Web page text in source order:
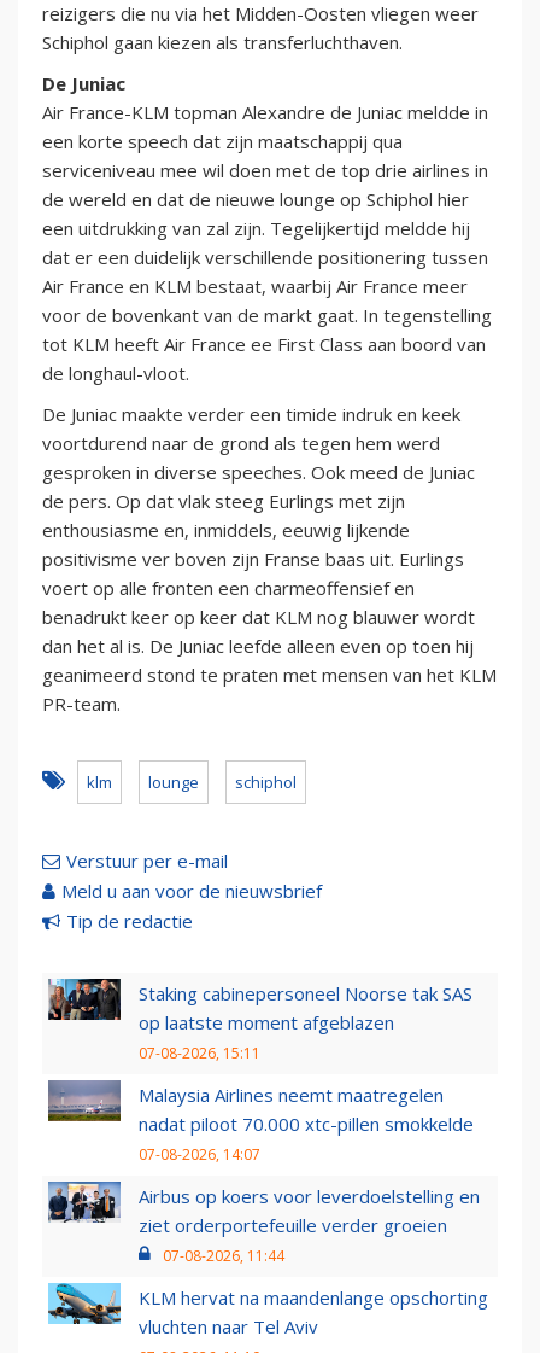
reizigers die nu via het Midden-Oosten vliegen weer
Schiphol gaan kiezen als transferluchthaven.
De Juniac
Air France-KLM topman Alexandre de Juniac meldde in
een korte speech dat zijn maatschappij qua
serviceniveau mee wil doen met de top drie airlines in
de wereld en dat de nieuwe lounge op Schiphol hier
een uitdrukking van zal zijn. Tegelijkertijd meldde hij
dat er een duidelijk verschillende positionering tussen
Air France en KLM bestaat, waarbij Air France meer
voor de bovenkant van de markt gaat. In tegenstelling
tot KLM heeft Air France ee First Class aan boord van
de longhaul-vloot.
De Juniac maakte verder een timide indruk en keek
voortdurend naar de grond als tegen hem werd
gesproken in diverse speeches. Ook meed de Juniac
de pers. Op dat vlak steeg Eurlings met zijn
enthousiasme en, inmiddels, eeuwig lijkende
positivisme ver boven zijn Franse baas uit. Eurlings
voert op alle fronten een charmeoffensief en
benadrukt keer op keer dat KLM nog blauwer wordt
dan het al is. De Juniac leefde alleen even op toen hij
geanimeerd stond te praten met mensen van het KLM
PR-team.
klm lounge schiphol
Verstuur per e-mail
Meld u aan voor de nieuwsbrief
Tip de redactie
Staking cabinepersoneel Noorse tak SAS
op laatste moment afgeblazen
07-08-2026, 15:11
Malaysia Airlines neemt maatregelen
nadat piloot 70.000 xtc-pillen smokkelde
07-08-2026, 14:07
Airbus op koers voor leverdoelstelling en
ziet orderportefeuille verder groeien
07-08-2026, 11:44
KLM hervat na maandenlange opschorting
vluchten naar Tel Aviv